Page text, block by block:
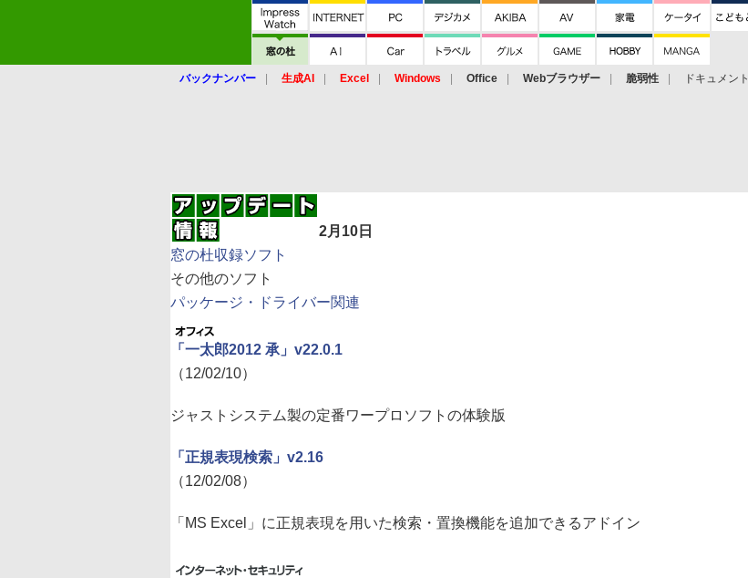
バックナンバー 生成AI Excel Windows Office Webブラウザー 脆弱性 ドキュメント
2月10日
窓の杜収録ソフト
その他のソフト
パッケージ・ドライバー関連
「一太郎2012 承」v22.0.1
（12/02/10）
ジャストシステム製の定番ワープロソフトの体験版
「正規表現検索」v2.16
（12/02/08）
「MS Excel」に正規表現を用いた検索・置換機能を追加できるアドイン